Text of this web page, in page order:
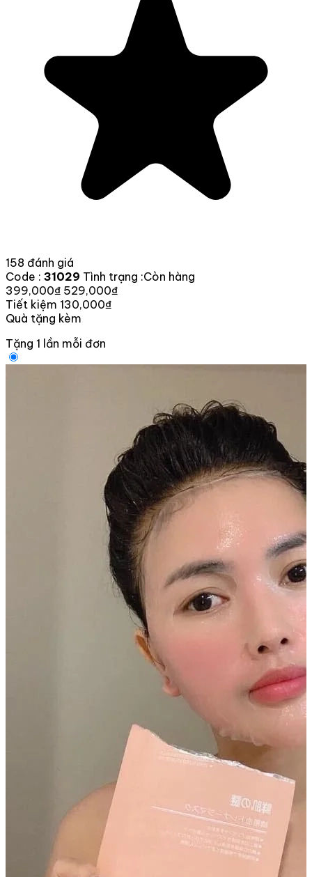
158 đánh giá
Code : 31029 Tình trạng :Còn hàng
399,000₫ 529,000₫
Tiết kiệm 130,000₫
Quà tặng kèm
Tặng 1 lần mỗi đơn